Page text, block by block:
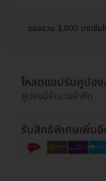
ยอดรวม 3,000 บาทขึ้น
โหลดแอปรับคูปอ
คูปองมีจำนวนจำกัด
รับสิทธิพิเศษเพิ่ม